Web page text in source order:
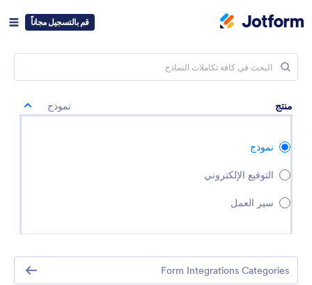
قم بالتسجيل مجاناً
منتج نموذج
نموذج
التوقيع الإلكتروني
سير العمل
Form Integrations Categories